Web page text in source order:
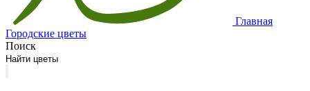
Главная
Городские цветы
Поиск